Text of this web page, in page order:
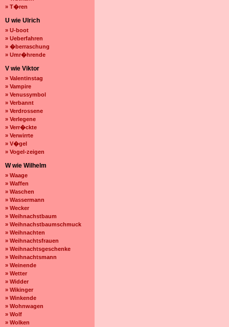
» T�ren
U wie Ulrich
» U-boot
» Ueberfahren
» �berraschung
» Umr�hrende
V wie Viktor
» Valentinstag
» Vampire
» Venussymbol
» Verbannt
» Verdrossene
» Verlegene
» Verr�ckte
» Verwirrte
» V�gel
» Vogel-zeigen
W wie Wilhelm
» Waage
» Waffen
» Waschen
» Wassermann
» Wecker
» Weihnachstbaum
» Weihnachstbaumschmuck
» Weihnachten
» Weihnachtsfrauen
» Weihnachtsgeschenke
» Weihnachtsmann
» Weinende
» Wetter
» Widder
» Wikinger
» Winkende
» Wohnwagen
» Wolf
» Wolken